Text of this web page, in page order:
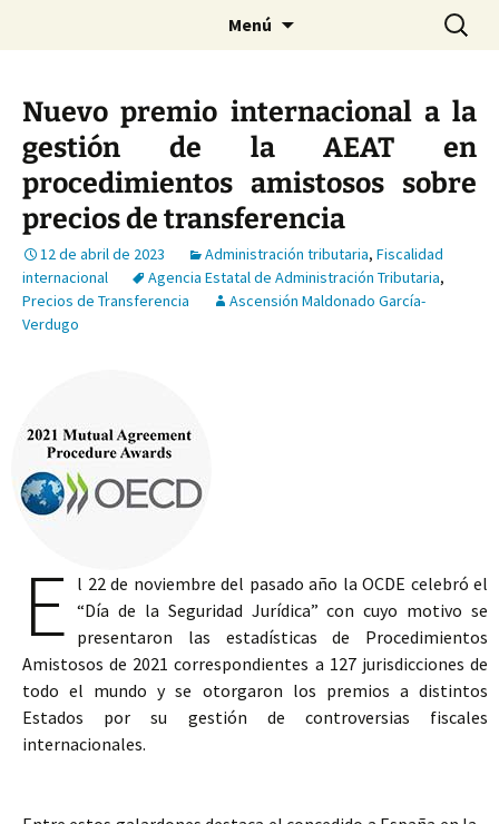
Menú Buscar:
Nuevo premio internacional a la
gestión de la AEAT en
procedimientos amistosos sobre
precios de transferencia
12 de abril de 2023 Administración tributaria, Fiscalidad
internacional
Agencia Estatal de Administración Tributaria,
Precios de Transferencia
Ascensión Maldonado García-
Verdugo
E l 22 de noviembre del pasado año la OCDE celebró el
“Día de la Seguridad Jurídica” con cuyo motivo se
presentaron las estadísticas de Procedimientos
Amistosos de 2021 correspondientes a 127 jurisdicciones de
todo el mundo y se otorgaron los premios a distintos
Estados por su gestión de controversias fiscales
internacionales.